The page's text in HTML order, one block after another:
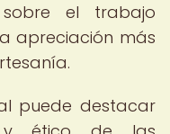
el trabajo
apreciación más
puede destacar